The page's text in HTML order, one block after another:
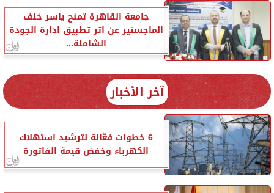
جامعة القاهرة تمنح ياسر خلف
الماجستير عن اثر تطبيق ادارة الجودة
الشاملة...
آخر الأخبار
6 خطوات فعّالة لترشيد استهلاك
الكهرباء وخفض قيمة الفاتورة